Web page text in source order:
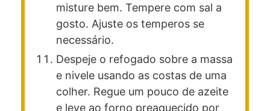
misture bem. Tempere com sal a
gosto. Ajuste os temperos se
necessário.
Despeje o refogado sobre a massa
e nivele usando as costas de uma
colher. Regue um pouco de azeite
e leve ao forno preaquecido por